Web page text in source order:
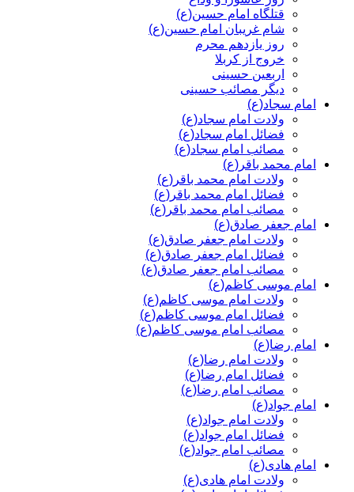
قتلگاه امام حسین(ع)
شام غریبان امام حسین(ع)
روز یازدهم محرم
خروج از کربلا
اربعین حسینی
دیگر مصائب حسینی
امام سجاد(ع)
ولادت امام سجاد(ع)
فضائل امام سجاد(ع)
مصائب امام سجاد(ع)
امام محمد باقر(ع)
ولادت امام محمد باقر(ع)
فضائل امام محمد باقر(ع)
مصائب امام محمد باقر(ع)
امام جعفر صادق(ع)
ولادت امام جعفر صادق(ع)
فضائل امام جعفر صادق(ع)
مصائب امام جعفر صادق(ع)
امام موسی کاظم(ع)
ولادت امام موسی کاظم(ع)
فضائل امام موسی کاظم(ع)
مصائب امام موسی کاظم(ع)
امام رضا(ع)
ولادت امام رضا(ع)
فضائل امام رضا(ع)
مصائب امام رضا(ع)
امام جواد(ع)
ولادت امام جواد(ع)
فضائل امام جواد(ع)
مصائب امام جواد(ع)
امام هادی(ع)
ولادت امام هادی(ع)